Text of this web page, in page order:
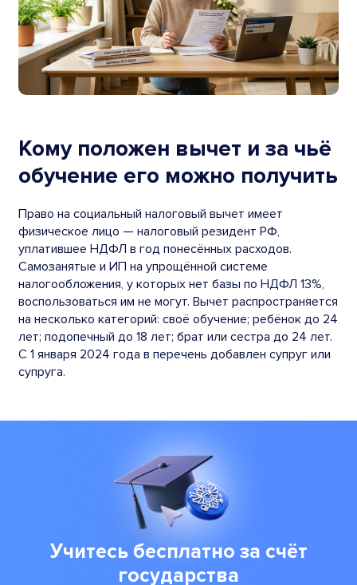
Кому положен вычет и за чьё
обучение его можно получить
Право на социальный налоговый вычет имеет
физическое лицо — налоговый резидент РФ,
уплатившее НДФЛ в год понесённых расходов.
Самозанятые и ИП на упрощённой системе
налогообложения, у которых нет базы по НДФЛ 13%,
воспользоваться им не могут. Вычет распространяется
на несколько категорий: своё обучение; ребёнок до 24
лет; подопечный до 18 лет; брат или сестра до 24 лет.
С 1 января 2024 года в перечень добавлен супруг или
супруга.
Учитесь бесплатно за счёт
государства